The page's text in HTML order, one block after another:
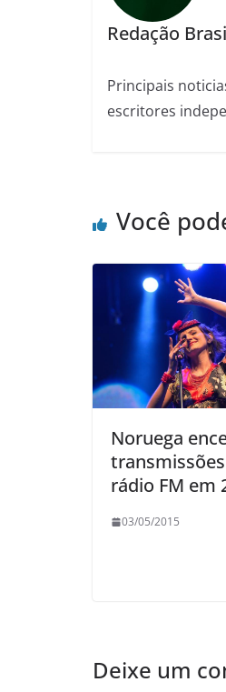
Redação
Principais
escritores
Você
Noruega
rádio FM em
03/05/2015
Deixe um